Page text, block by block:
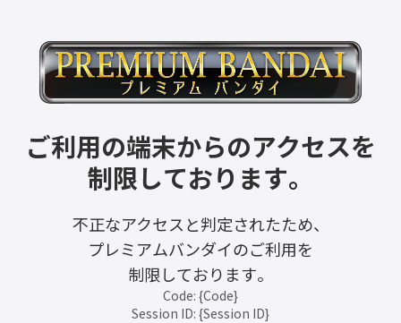
ご利用の端末からのアクセスを
制限しております。
不正なアクセスと判定されたため、
プレミアムバンダイのご利用を
制限しております。
Code: {Code}
Session ID: {Session ID}